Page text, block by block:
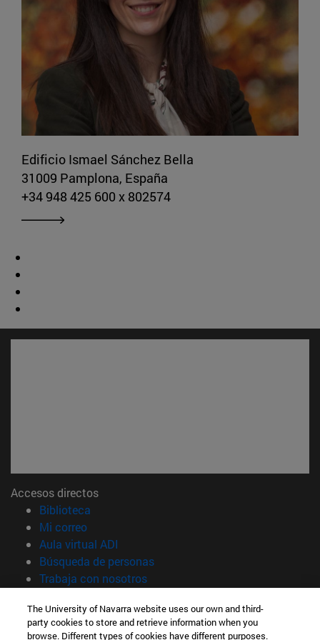
Edificio Ismael Sánchez Bella
31009 Pamplona, España
+34 948 425 600 x 802574
Accesos directos
Biblioteca
Mi correo(abre en nueva ventana)
Aula virtual ADI
Búsqueda de personas(abre en nueva ventana)
Trabaja con nosotros(abre en nueva ventana)
Información
TFNO +34 948 42 56 00
The University of Navarra website uses our own and third-
party cookies to store and retrieve information when you
browse. Different types of cookies have different purposes.